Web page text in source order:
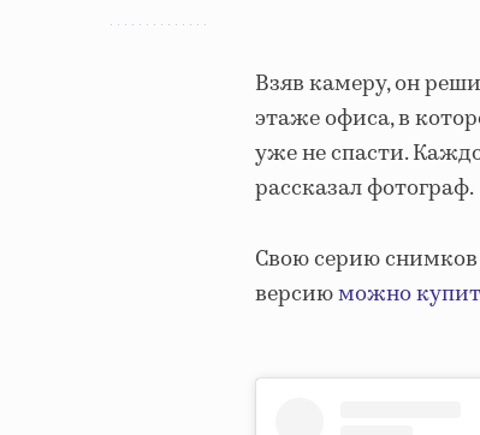
Взяв камеру, он
этаже офиса, в
уже не спасти.
рассказал фотограф.
Свою серию
версиюможно